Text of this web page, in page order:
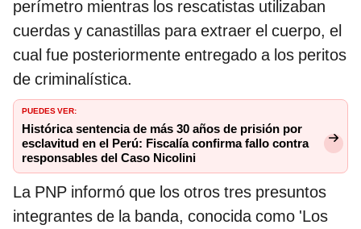
perímetro mientras los rescatistas utilizaban
cuerdas y canastillas para extraer el cuerpo, el
cual fue posteriormente entregado a los peritos
de criminalística.
PUEDES VER:
Histórica sentencia de más 30 años de prisión por
esclavitud en el Perú: Fiscalía confirma fallo contra
responsables del Caso Nicolini
La PNP informó que los otros tres presuntos
integrantes de la banda, conocida como 'Los